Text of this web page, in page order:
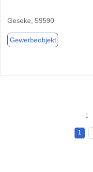
Geseke, 59590
Gewerbeobjekt
1
1